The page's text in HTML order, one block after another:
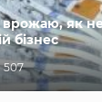
врожаю, як
бізнес
507